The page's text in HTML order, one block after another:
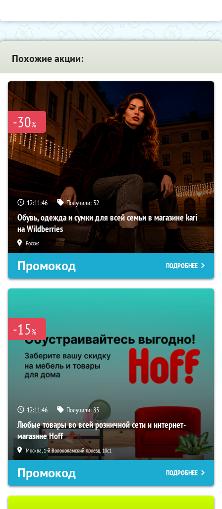
Похожие акции:
-30%
12:11:45 Получили: 32
Обувь, одежда и сумки для всей семьи в магазине kari
на Wildberries
Россия
Промокод ПОДРОБНЕЕ
-15%
12:11:45 Получили:83
Любые товары во всей розничной сети и интернет-
магазине Hoff
Москва, 1-й Волоколамский проезд, 10с1
Промокод ПОДРОБНЕЕ